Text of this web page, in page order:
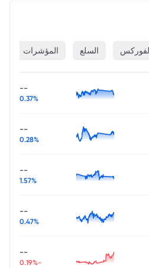
السلع المؤشرات
--
0.37%
--
0.28%
--
1.57%
--
0.47%
--
-0.19%